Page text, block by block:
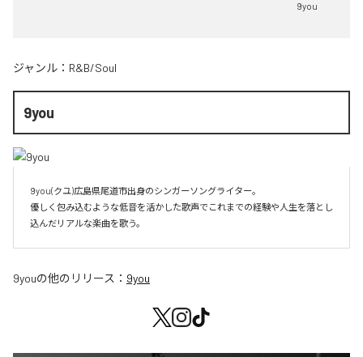
9you
ジャンル： R&B/Soul
9you
9you(クユ)広島県尾道市出身のシンガーソングライター。
優しく包み込むような低音を活かした歌声でこれまでの経験や人生を落とし
込んだリアルな楽曲を歌う。
9youの他のリリース： 9you